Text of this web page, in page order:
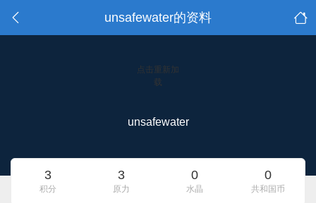
unsafewater的资料
点击重新加
载
unsafewater
3
积分
3
原力
0
水晶
0
共和国币